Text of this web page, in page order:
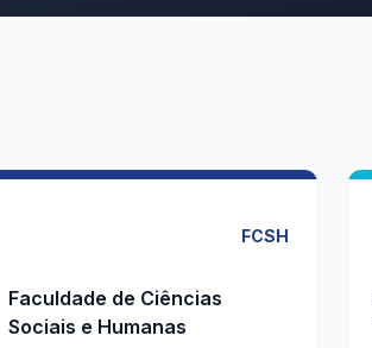
FCSH
Faculdade de Ciências
Sociais e Humanas